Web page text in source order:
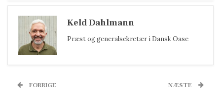
Keld Dahlmann
Præst og generalsekretær i Dansk Oase
FORRIGE NÆSTE